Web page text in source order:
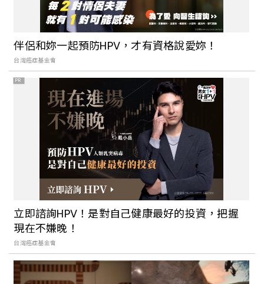
泡湯同時還可以看美景、吃美食。北投
「少帥禪園」充滿歷史故事的建築開放，
掀開神秘面紗還能享受山林悠閒
礁溪鄰近抹茶山新溫泉俱樂部，「呆水溫
泉」提供24小時高級享泡湯樂趣，周邊還
有許多大自然步道和精緻美食能好好享受
苗栗海線也有溫泉喔！坐擁遼闊平原美景
的「享沐時光莊園渡假酒店」，提供各種
貼心的大眾池、湯屋和美食的泡湯新體驗
寧靜悠閒的泡湯好去處，還有大湖有名的
草莓與草莓周邊商品可以品嚐喔
伴侶和妳一起預防HPV，才有資格說愛妳！
台灣癌症基金會
PR
立即諮詢HPV！是對自己健康最好的投資，把握
現在不嫌晚！
台灣癌症基金會